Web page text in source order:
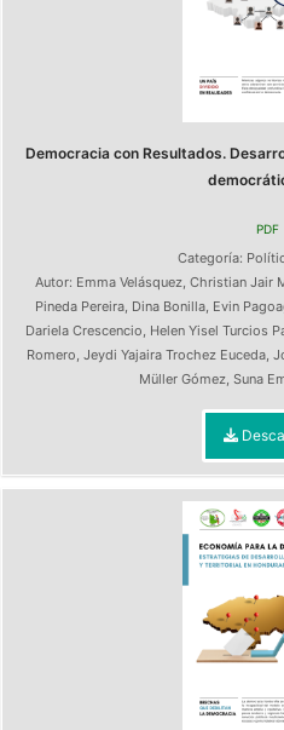
Democracia con Resultados.
PDF
Categoría:
Autor: Emma Velásquez, Christian Jair
Pineda Pereira, Dina Bonilla, Evin
Dariela Crescencio, Helen Yisel Turcios
Romero, Jeydi Yajaira Trochez Euceda,
Müller Gómez, Suna